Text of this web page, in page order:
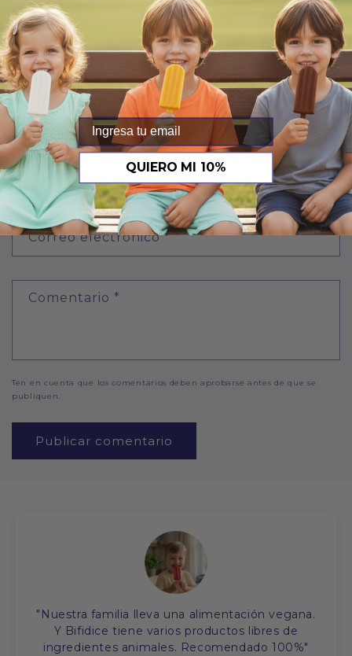
Regresar al blog
Deja un comentario
Nombre
Correo electrónico*
Comentario *
Ten en cuenta que los comentarios deben aprobarse antes de que se
publiquen.
"Nuestra familia lleva una alimentación vegana.
Y Bifidice tiene varios productos libres de
ingredientes animales. Recomendado 100%"
Email
QUIERO MI 10%